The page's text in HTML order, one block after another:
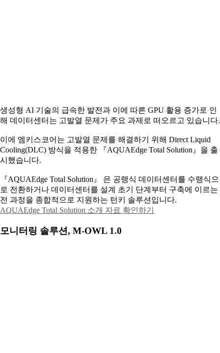
생성형 AI 기술의 급속한 발전과 이에 따른 GPU 활용 증가로 인
해 데이터센터는 고발열 문제가 주요 과제로 떠오르고 있습니다.
이에 엠키스코어는 고발열 문제를 해결하기 위해 Direct Liquid
Cooling(DLC) 방식을 적용한 『AQUAEdge Total Solution』을 출
시했습니다.
『AQUAEdge Total Solution』 은 공랭식 데이터센터를 수랭식으
로 전환하거나 데이터센터를 설계 초기 단계부터 구축에 이르는
전 과정을 종합적으로 지원하는 턴키 솔루션입니다.
AQUAEdge Total Solution 소개 자료 확인하기
모니터링 솔루션, M-OWL 1.0